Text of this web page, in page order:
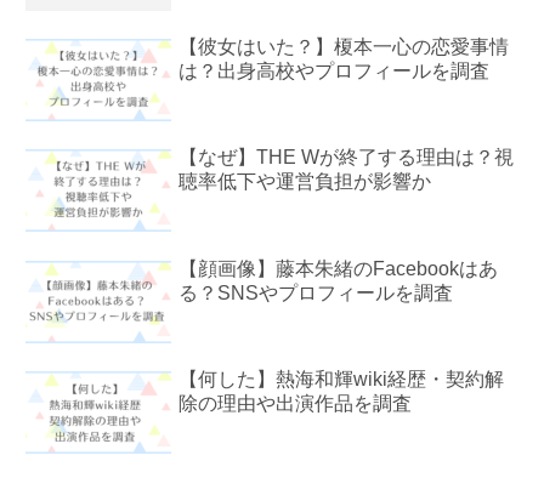
【彼女はいた？】榎本一心の恋愛事情
は？出身高校やプロフィールを調査
【なぜ】THE Wが終了する理由は？視
聴率低下や運営負担が影響か
【顔画像】藤本朱緒のFacebookはあ
る？SNSやプロフィールを調査
【何した】熱海和輝wiki経歴・契約解
除の理由や出演作品を調査